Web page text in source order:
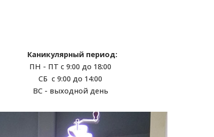
Каникулярный период:
ПН - ПТ с 9:00 до 18:00
СБ с 9:00 до 14:00
ВС - выходной день